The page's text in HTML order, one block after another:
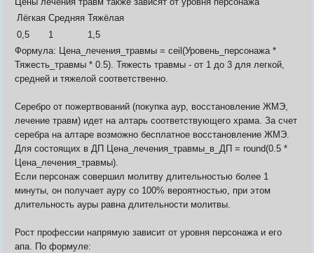
Лёгкая Средняя Тяжёлая
0,5
1
1,5
Формула: Цена_лечения_травмы = ceil(Уровень_персонажа *
Тяжесть_травмы * 0.5). Тяжесть травмы - от 1 до 3 для легкой,
средней и тяжелой соответственно.
Серебро от пожертвований (покупка аур, восстановление ЖМЭ,
лечение травм) идет на алтарь соответствующего храма. За счет
серебра на алтаре возможно бесплатное восстановление ЖМЭ.
Для состоящих в ДП Цена_лечения_травмы_в_ДП = round(0.5 *
Цена_лечения_травмы).
Если персонаж совершил молитву длительностью более 1
минуты, он получает ауру со 100% вероятностью, при этом
длительность ауры равна длительности молитвы.
Рост профессии напрямую зависит от уровня персонажа и его
апа. По формуле: